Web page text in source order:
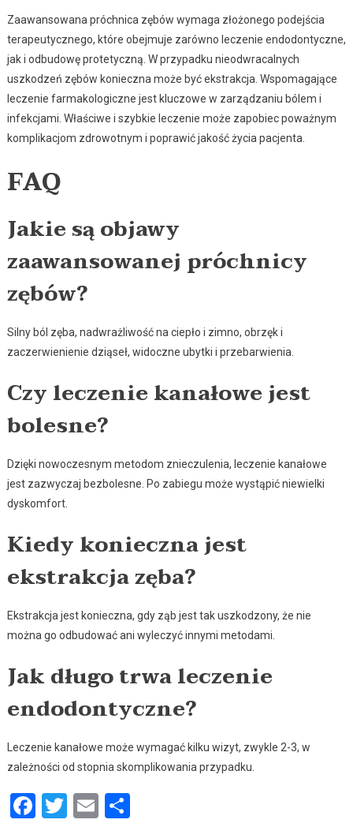
Zaawansowana próchnica zębów wymaga złożonego podejścia
terapeutycznego, które obejmuje zarówno leczenie endodontyczne,
jak i odbudowę protetyczną. W przypadku nieodwracalnych
uszkodzeń zębów konieczna może być ekstrakcja. Wspomagające
leczenie farmakologiczne jest kluczowe w zarządzaniu bólem i
infekcjami. Właściwe i szybkie leczenie może zapobiec poważnym
komplikacjom zdrowotnym i poprawić jakość życia pacjenta.
FAQ
Jakie są objawy
zaawansowanej próchnicy
zębów?
Silny ból zęba, nadwrażliwość na ciepło i zimno, obrzęk i
zaczerwienienie dziąseł, widoczne ubytki i przebarwienia.
Czy leczenie kanałowe jest
bolesne?
Dzięki nowoczesnym metodom znieczulenia, leczenie kanałowe
jest zazwyczaj bezbolesne. Po zabiegu może wystąpić niewielki
dyskomfort.
Kiedy konieczna jest
ekstrakcja zęba?
Ekstrakcja jest konieczna, gdy ząb jest tak uszkodzony, że nie
można go odbudować ani wyleczyć innymi metodami.
Jak długo trwa leczenie
endodontyczne?
Leczenie kanałowe może wymagać kilku wizyt, zwykle 2-3, w
zależności od stopnia skomplikowania przypadku.
Facebook
Twitter
EmailPodziel